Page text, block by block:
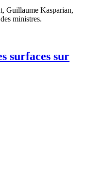
Guillaume Kasparian,
ministres.
surfaces sur